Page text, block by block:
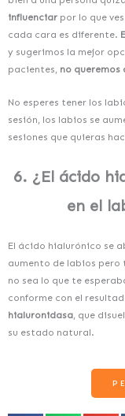
influenciar por lo que ves
cada cara es diferente.
y sugerimos la mejor
pacientes, no
No esperes tener los
sesión, los labios se
sesiones que quieras
6. ¿El ácido
en el
El ácido hialurónico se
aumento de labios pero
no sea lo que te
conforme con el
hialuronidasa, que
su estado natural.